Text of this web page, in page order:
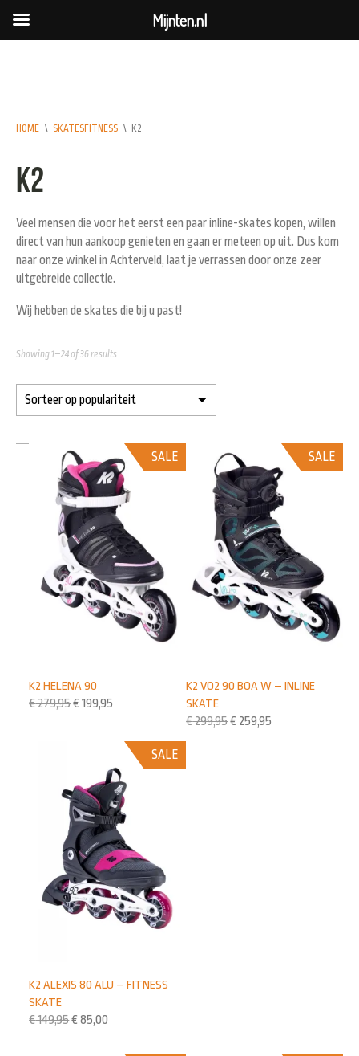
HOME \ SKATESFITNESS \ K2
K2
Veel mensen die voor het eerst een paar inline-skates kopen, willen
direct van hun aankoop genieten en gaan er meteen op uit. Dus kom
naar onze winkel in Achterveld, laat je verrassen door onze zeer
uitgebreide collectie.
Wij hebben de skates die bij u past!
Showing 1–24 of 36 results
SALE
K2 VO2 90 BOA W – INLINE
SKATE
€299,95€ 259,95
SALE
K2 HELENA 90
€279,95€ 199,95
SALE
K2 ALEXIS 80 ALU – FITNESS
SKATE
€149,95€ 85,00
Mijnten.nl